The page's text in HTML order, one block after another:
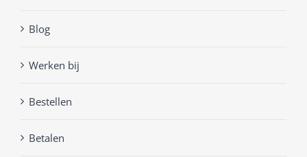
Blog
Werken bij
Bestellen
Betalen